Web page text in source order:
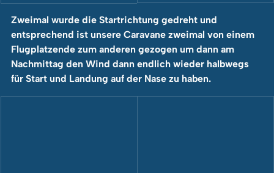
Zweimal wurde die Startrichtung gedreht und
entsprechend ist unsere Caravane zweimal von einem
Flugplatzende zum anderen gezogen um dann am
Nachmittag den Wind dann endlich wieder halbwegs
für Start und Landung auf der Nase zu haben.